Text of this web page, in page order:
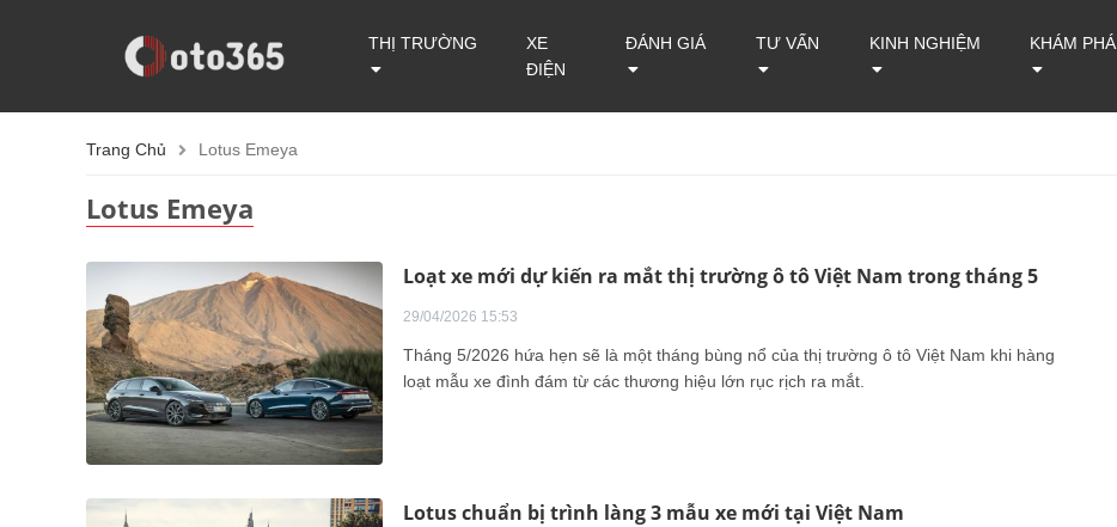
THỊ TRƯỜNG
XE
ĐIỆN
ĐÁNH GIÁ TƯ VẤN KINH NGHIỆM KHÁM PHÁ
Trang Chủ Lotus Emeya
Lotus Emeya
Loạt xe mới dự kiến ra mắt thị trường ô tô Việt Nam trong tháng 5
29/04/2026 15:53
Tháng 5/2026 hứa hẹn sẽ là một tháng bùng nổ của thị trường ô tô Việt Nam khi hàng
loạt mẫu xe đình đám từ các thương hiệu lớn rục rịch ra mắt.
Lotus chuẩn bị trình làng 3 mẫu xe mới tại Việt Nam